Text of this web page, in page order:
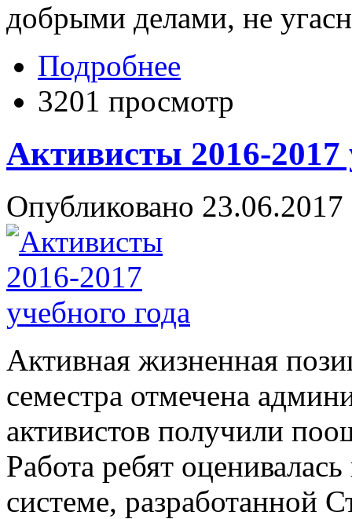
добрыми делами, не
Подробнее
3201 просмотр
Активисты 2016-2017
Опубликовано
Активная жизненная
семестра отмечена
активистов получили
Работа ребят
системе, разработанной